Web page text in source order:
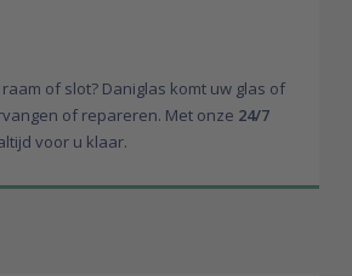
of slot? Daniglas komt uw glas of
of repareren. Met onze 24/7
voor u klaar.